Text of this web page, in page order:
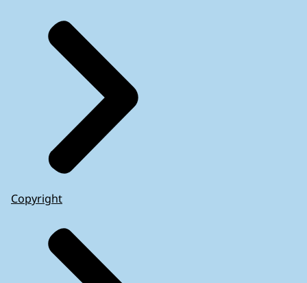
Copyright